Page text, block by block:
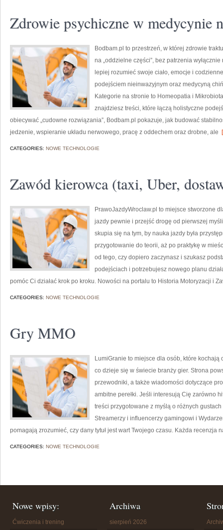
Zdrowie psychiczne w medycynie
Bodbam.pl to przestrzeń, w której zdrowie
na „oddzielne części”, bez patrzenia
lepiej rozumieć swoje ciało, emocje i
podejściem nieinwazyjnym oraz medycyną
Kategorie na stronie to Homeopatia i
znajdziesz treści, które łączą holistyczne
obiecywać „cudowne rozwiązania”, Bodbam.pl pokazuje, jak budować
jedzenie, wspieranie układu nerwowego, pracę z oddechem oraz drobne, ale
CATEGORIES: NOWE TECHNOLOGIE
Zawód kierowca (taxi, Uber,
PrawoJazdyWroclaw.pl to miejsce stworzone
jazdy pewnie i przejść drogę od pierwszej
skupia się na tym, by nauka jazdy była
przygotowanie do teorii, aż po praktykę w
od tego, czy dopiero zaczynasz i szukasz
podejściach i potrzebujesz nowego planu
pomóc Ci działać krok po kroku. Nowości na portalu to Historia Motoryzacji i
CATEGORIES: NOWE TECHNOLOGIE
Gry MMO
LumiGranie to miejsce dla osób, które
co dzieje się w świecie branży gier. Strona
przewodniki, a także wiadomości dotyczące
ambitne perełki. Jeśli interesują Cię zarówno
treści przygotowane z myślą o różnych
Streamerzy i influencerzy gamingowi i
pomagają zrozumieć, czy dany tytuł jest wart Twojego czasu. Każda recenzja
CATEGORIES: NOWE TECHNOLOGIE
Nowe wpisy:
Ćwiczenia i trening
Archiwa
sierpień 2026